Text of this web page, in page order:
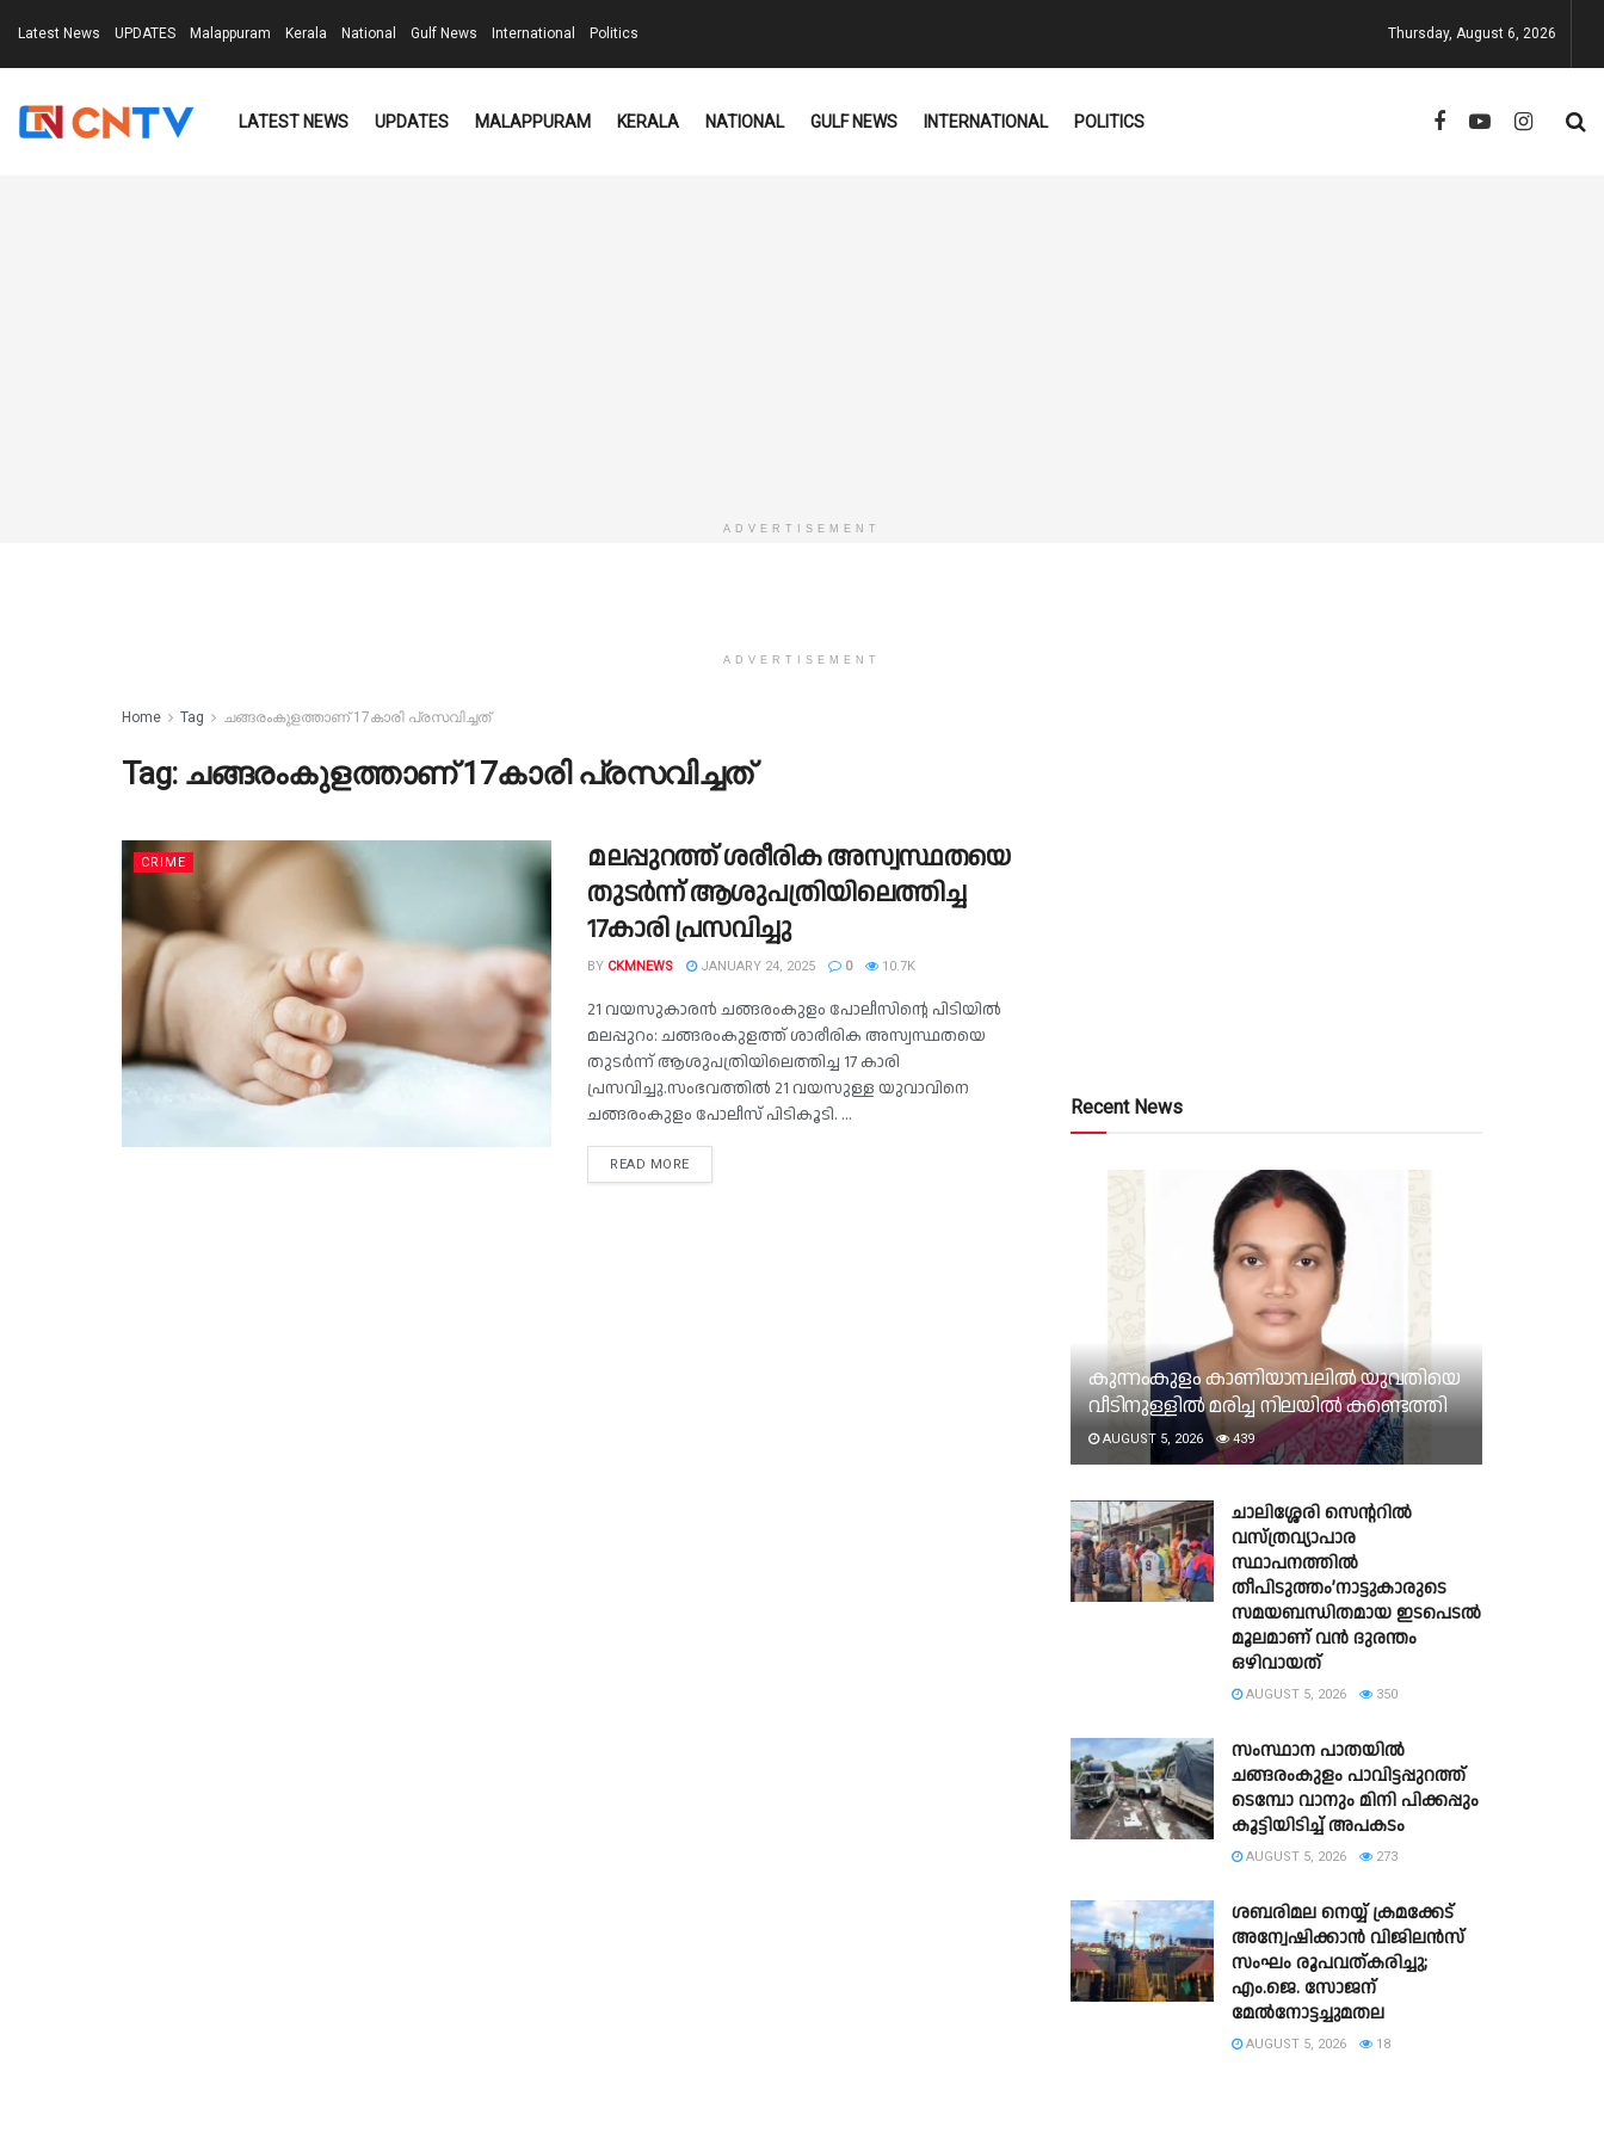
Latest News UPDATES Malappuram Kerala National Gulf News International Politics Thursday, August 6, 2026
LATEST NEWS UPDATES MALAPPURAM KERALA NATIONAL GULF NEWS INTERNATIONAL POLITICS
ADVERTISEMENT
ADVERTISEMENT
Home Tag ചങ്ങരംകുളത്താണ് 17കാരി പ്രസവിച്ചത്
Tag: ചങ്ങരംകുളത്താണ് 17കാരി പ്രസവിച്ചത്
CRIME
മലപ്പുറത്ത് ശരീരിക അസ്വസ്ഥതയെ
തുടര്‍ന്ന് ആശുപത്രിയിലെത്തിച്ച
17കാരി പ്രസവിച്ചു
BY CKMNEWS JANUARY 24, 2025 0 10.7K
21 വയസുകാരന്‍ ചങ്ങരംകുളം പോലീസിന്റെ പിടിയില്‍
മലപ്പുറം: ചങ്ങരംകുളത്ത് ശാരീരിക അസ്വസ്ഥതയെ
തുടര്‍ന്ന് ആശുപത്രിയിലെത്തിച്ച 17 കാരി
പ്രസവിച്ചു.സംഭവത്തില്‍ 21 വയസുള്ള യുവാവിനെ
ചങ്ങരംകുളം പോലീസ് പിടികൂടി. ...
READ MORE
Recent News
കുന്നംകുളം കാണിയാമ്പലിൽ യുവതിയെ
വീടിനുള്ളിൽ മരിച്ച നിലയിൽ കണ്ടെത്തി
AUGUST 5, 2026 439
ചാലിശ്ശേരി സെൻ്ററിൽ
വസ്‌ത്രവ്യാപാര
സ്ഥാപനത്തിൽ
തീപിടുത്തം’നാട്ടുകാരുടെ
സമയബന്ധിതമായ ഇടപെടൽ
മൂലമാണ് വൻ ദുരന്തം
ഒഴിവായത്
AUGUST 5, 2026 350
സംസ്ഥാന പാതയില്‍
ചങ്ങരംകുളം പാവിട്ടപ്പുറത്ത്
ടെമ്പോ വാനും മിനി പിക്കപ്പും
കൂട്ടിയിടിച്ച് അപകടം
AUGUST 5, 2026 273
ശബരിമല നെയ്യ് ക്രമക്കേട്
അന്വേഷിക്കാൻ വിജിലൻസ്
സംഘം രൂപവത്കരിച്ചു;
എം.ജെ. സോജന്
മേൽനോട്ടച്ചുമതല
AUGUST 5, 2026 18